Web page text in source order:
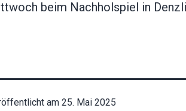
beim Nachholspiel in
am 25. Mai 2025